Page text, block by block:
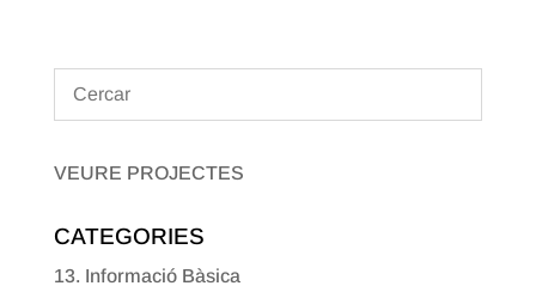
VEURE PROJECTES
CATEGORIES
13. Informació Bàsica